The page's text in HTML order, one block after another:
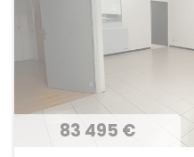
83 495 €